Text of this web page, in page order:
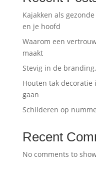
Kajakken als
en je hoofd
Waarom een
maakt
Stevig in de
Houten tak decoratie
gaan
Schilderen op
Recent
No comments to